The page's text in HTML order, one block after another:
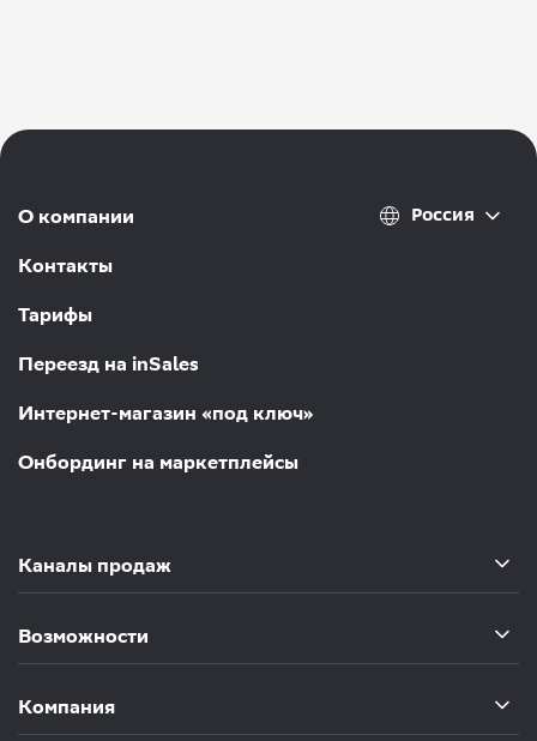
О компании
Контакты
Тарифы
Переезд на inSales
Интернет-магазин «под ключ»
Онбординг на маркетплейсы
Россия
Каналы продаж
Возможности
Компания